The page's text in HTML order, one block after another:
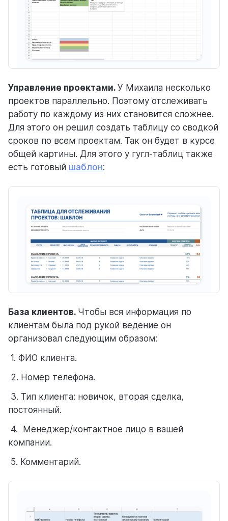
Управление проектами. У Михаила несколько
проектов параллельно. Поэтому отслеживать
работу по каждому из них становится сложнее.
Для этого он решил создать таблицу со сводкой
сроков по всем проектам. Так он будет в курсе
общей картины. Для этого у гугл-таблиц также
есть готовый шаблон:
База клиентов. Чтобы вся информация по
клиентам была под рукой ведение он
организовал следующим образом:
1. ФИО клиента.
2. Номер телефона.
3. Тип клиента: новичок, вторая сделка,
постоянный.
4. Менеджер/контактное лицо в вашей
компании.
5. Комментарий.